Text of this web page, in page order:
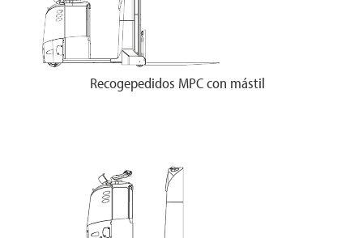
Recogepedidos MPC con mástil